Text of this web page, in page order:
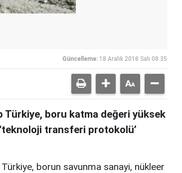
Güncelleme: 18 Aralık 2018 Salı 08:35
Türkiye, boru katma değeri yüksek
transferi protokolü’
borun savunma sanayi, nükleer